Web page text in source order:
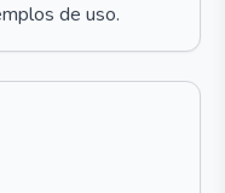
de uso.